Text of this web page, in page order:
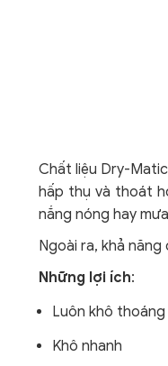
Chất liệu Dry-
hấp thụ và thoát
nắng nóng hay
Ngoài ra, khả
Những lợi ích:
Luôn khô thoáng
Khô nhanh